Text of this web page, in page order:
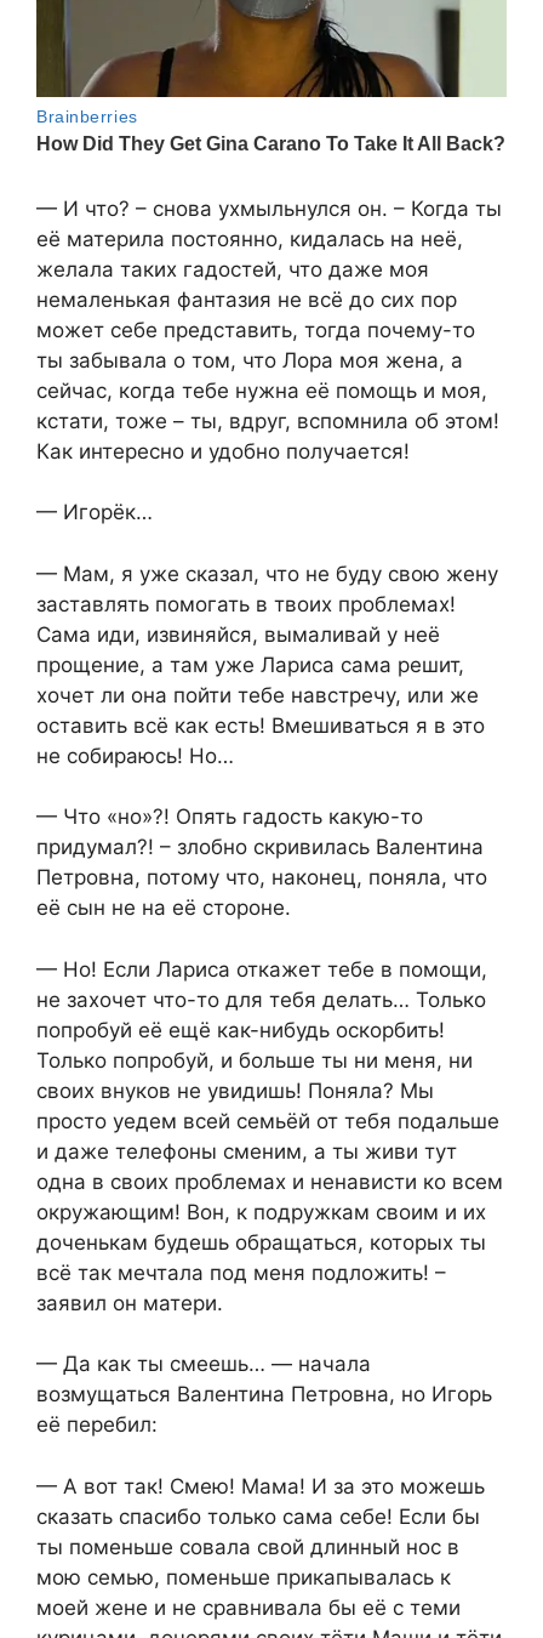
— И что? – снова ухмыльнулся он. – Когда ты
её материла постоянно, кидалась на неё,
желала таких гадостей, что даже моя
немаленькая фантазия не всё до сих пор
может себе представить, тогда почему-то
ты забывала о том, что Лора моя жена, а
сейчас, когда тебе нужна её помощь и моя,
кстати, тоже – ты, вдруг, вспомнила об этом!
Как интересно и удобно получается!
— Игорёк…
— Мам, я уже сказал, что не буду свою жену
заставлять помогать в твоих проблемах!
Сама иди, извиняйся, вымаливай у неё
прощение, а там уже Лариса сама решит,
хочет ли она пойти тебе навстречу, или же
оставить всё как есть! Вмешиваться я в это
не собираюсь! Но…
— Что «но»?! Опять гадость какую-то
придумал?! – злобно скривилась Валентина
Петровна, потому что, наконец, поняла, что
её сын не на её стороне.
— Но! Если Лариса откажет тебе в помощи,
не захочет что-то для тебя делать… Только
попробуй её ещё как-нибудь оскорбить!
Только попробуй, и больше ты ни меня, ни
своих внуков не увидишь! Поняла? Мы
просто уедем всей семьёй от тебя подальше
и даже телефоны сменим, а ты живи тут
одна в своих проблемах и ненависти ко всем
окружающим! Вон, к подружкам своим и их
доченькам будешь обращаться, которых ты
всё так мечтала под меня подложить! –
заявил он матери.
— Да как ты смеешь… — начала
возмущаться Валентина Петровна, но Игорь
её перебил:
— А вот так! Смею! Мама! И за это можешь
сказать спасибо только сама себе! Если бы
ты поменьше совала свой длинный нос в
мою семью, поменьше прикапывалась к
моей жене и не сравнивала бы её с теми